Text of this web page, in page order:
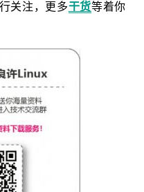
关注，更多干货等着你